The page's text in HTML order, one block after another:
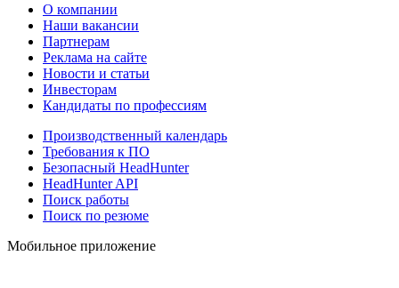
О компании
Наши вакансии
Партнерам
Реклама на сайте
Новости и статьи
Инвесторам
Кандидаты по профессиям
Производственный календарь
Требования к ПО
Безопасный HeadHunter
HeadHunter API
Поиск работы
Поиск по резюме
Мобильное приложение